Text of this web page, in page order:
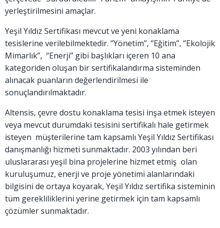
yerleştirilmesini amaçlar.
Yeşil Yıldız Sertifikası mevcut ve yeni konaklama
tesislerine verilebilmektedir. ‘’Yönetim’’, ‘’Eğitim’’, ‘’Ekolojik
Mimarlık’’, ‘’Enerji’’ gibi başlıkları içeren 10 ana
kategoriden oluşan bir sertifikalandırma sisteminden
alınacak puanların değerlendirilmesi ile
sonuçlandırılmaktadır.
Altensis, çevre dostu konaklama tesisi inşa etmek isteyen
veya mevcut durumdaki tesisini sertifikalı hale getirmek
isteyen müşterilerine tam kapsamlı Yeşil Yıldız Sertifikası
danışmanlığı hizmeti sunmaktadır. 2003 yılından beri
uluslararası yeşil bina projelerine hizmet etmiş olan
kuruluşumuz, enerji ve proje yönetimi alanlarındaki
bilgisini de ortaya koyarak, Yeşil Yıldız sertifika sisteminin
tüm gerekliliklerini yerine getirmek için tam kapsamlı
çözümler sunmaktadır.